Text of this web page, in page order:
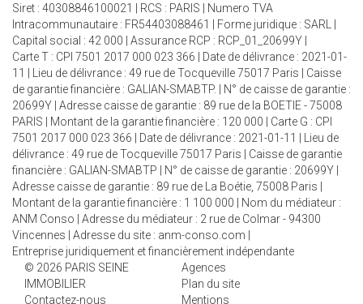
Siret : 40308846100021 | RCS : PARIS | Numero TVA
Intracommunautaire : FR54403088461 | Forme juridique : SARL |
Capital social : 42 000 | Assurance RCP : RCP_01_20699Y |
Carte T : CPI 7501 2017 000 023 366 | Date de délivrance : 2021-01-
11 | Lieu de délivrance : 49 rue de Tocqueville 75017 Paris | Caisse
de garantie financière : GALIAN-SMABTP. | N° de caisse de garantie :
20699Y | Adresse caisse de garantie : 89 rue de la BOETIE - 75008
PARIS | Montant de la garantie financière : 120 000 | Carte G : CPI
7501 2017 000 023 366 | Date de délivrance : 2021-01-11 | Lieu de
délivrance : 49 rue de Tocqueville 75017 Paris | Caisse de garantie
financière : GALIAN-SMABTP | N° de caisse de garantie : 20699Y |
Adresse caisse de garantie : 89 rue de La Boétie, 75008 Paris |
Montant de la garantie financière : 1 100 000 | Nom du médiateur :
ANM Conso | Adresse du médiateur : 2 rue de Colmar - 94300
Vincennes | Adresse du site : anm-conso.com
Entreprise juridiquement et financièrement indépendante
© 2026 PARIS SEINE
IMMOBILIER
Agences
Plan du site
Contactez-nous
Mentions